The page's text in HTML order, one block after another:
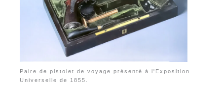
Paire de pistolet de voyage présenté à l'Exposition
Universelle de 1855.